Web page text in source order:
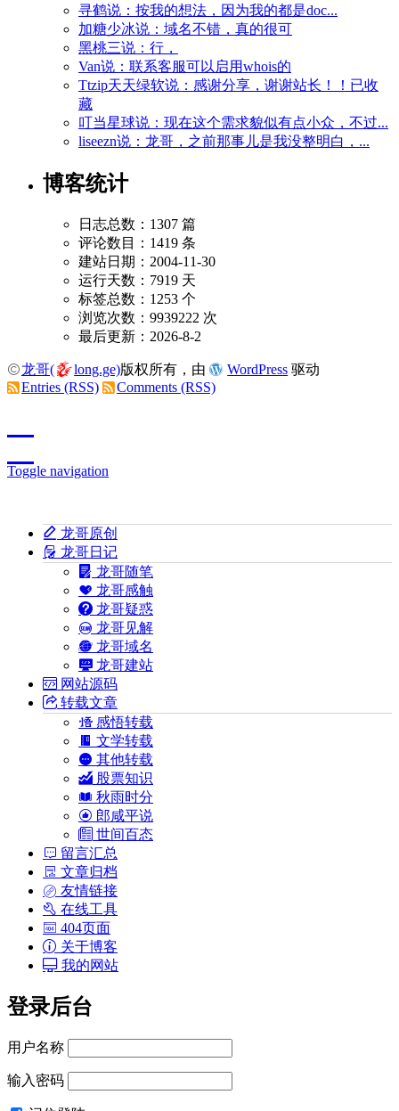
寻鹤说：按我的想法，因为我的都是doc...
加糖少冰说：域名不错，真的很可
黑桃三说：行，
Van说：联系客服可以启用whois的
Ttzip天天绿软说：感谢分享，谢谢站长！！已收
藏
叮当星球说：现在这个需求貌似有点小众，不过...
liseezn说：龙哥，之前那事儿是我没整明白，...
博客统计
日志总数：1307 篇
评论数目：1419 条
建站日期：2004-11-30
运行天数：7919 天
标签总数：1253 个
浏览次数：9939222 次
最后更新：2026-8-2
龙哥( long.ge)版权所有，由 WordPress 驱动
Entries (RSS)
Comments (RSS)
Toggle navigation
龙哥原创
龙哥日记
龙哥随笔
龙哥感触
龙哥疑惑
龙哥见解
龙哥域名
龙哥建站
网站源码
转载文章
感悟转载
文学转载
其他转载
股票知识
秋雨时分
郎咸平说
世间百态
留言汇总
文章归档
友情链接
在线工具
404页面
关于博客
我的网站
登录后台
用户名称
输入密码